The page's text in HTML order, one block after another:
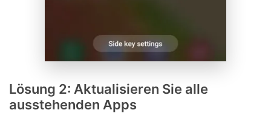
Lösung 2: Aktualisieren Sie alle
ausstehenden Apps